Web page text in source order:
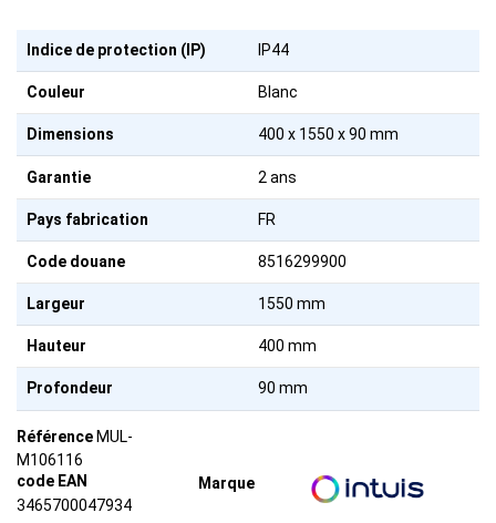
Indice de protection (IP) IP44
Couleur Blanc
Dimensions 400 x 1550 x 90 mm
Garantie 2 ans
Pays fabrication FR
Code douane 8516299900
Largeur 1550 mm
Hauteur 400 mm
Profondeur 90 mm
Marque
RéférenceMUL-
M106116
code EAN
3465700047934